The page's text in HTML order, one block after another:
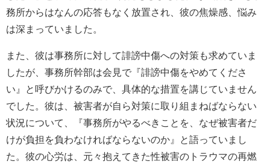
務所からはなんの応答もなく放置され、彼の焦燥感、悩み
は深まっていました。
また、彼は事務所に対して誹謗中傷への対策も求めていま
したが、事務所幹部は会見で『誹謗中傷をやめてくださ
い』と呼びかけるのみで、具体的な措置を講じていません
でした。彼は、被害者が自ら対策に取り組まねばならない
状況について、『事務所がやるべきことを、なぜ被害者だ
けが負担を負わなければならないのか』と語っていまし
た。彼の心労は、元々抱えてきた性被害のトラウマの再燃